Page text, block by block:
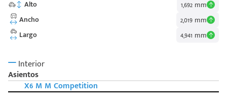
Alto
1,692 mm
Ancho
2,019 mm
Largo
4,941 mm
Interior
Asientos
X6 M M Competition